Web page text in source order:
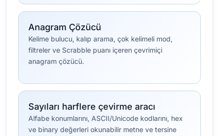
Anagram Çözücü
Kelime bulucu, kalıp arama, çok kelimeli mod,
filtreler ve Scrabble puanı içeren çevrimiçi
anagram çözücü.
Sayıları harflere çevirme aracı
Alfabe konumlarını, ASCII/Unicode kodlarını, hex
ve binary değerleri okunabilir metne ve tersine